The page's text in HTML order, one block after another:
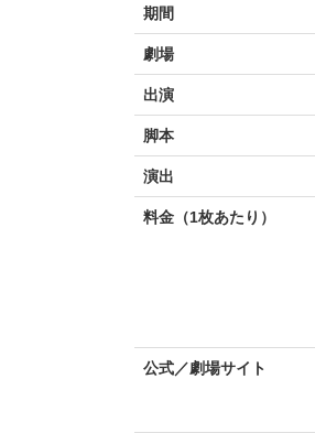
期間
劇場
出演
脚本
演出
料金（1枚あたり）
公式／劇場サイト